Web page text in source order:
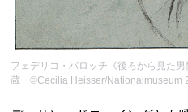
フェデリコ・バロッチ《後ろから見た
蔵 ©Cecilia Heisser/Nationalmuseum